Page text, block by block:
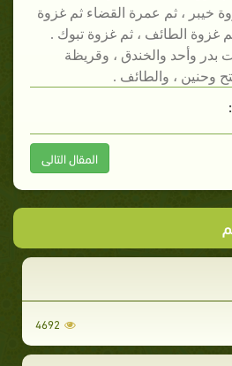
خيبر ، ثم عمرة القضاء ثم غزوة
غزوة الطائف ، ثم غزوة تبوك .
بدر وأحد والخندق ، وقريظة
وحنين ، والطائف .
المقال التالى
4692